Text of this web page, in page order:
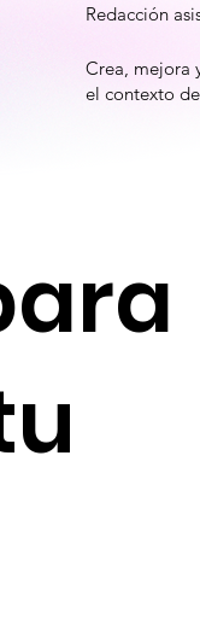
Redacción
Crea, mejora
el contexto